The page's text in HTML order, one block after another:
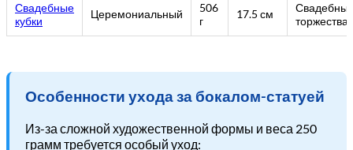
Свадебные
кубки
Церемониальный
506
г
17.5 см
торжества
Особенности ухода за бокалом-статуей
Из-за сложной художественной формы и веса 250
грамм требуется особый уход: